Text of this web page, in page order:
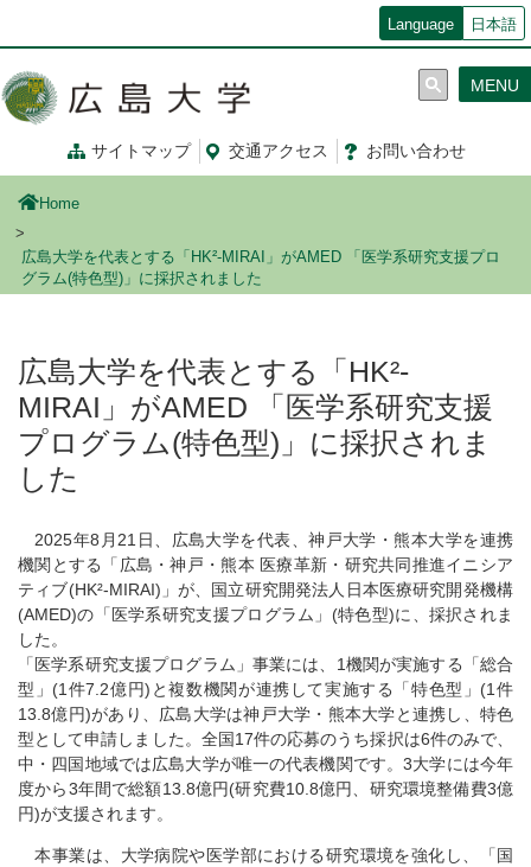
コ
ン
移
Language 日本語
サイトマップ 交通アクセス お問い合わせ
MENU
Home
広島大学を代表とする「HK²-MIRAI」がAMED 「医学系研究支援プロ
グラム(特色型)」に採択されました
広島大学を代表とする「HK²-
MIRAI」がAMED 「医学系研究支援
プログラム(特色型)」に採択されま
した
2025年8月21日、広島大学を代表、神戸大学・熊本大学を連携
機関とする「広島・神戸・熊本 医療革新・研究共同推進イニシア
ティブ(HK²-MIRAI)」が、国立研究開発法人日本医療研究開発機構
(AMED)の「医学系研究支援プログラム」(特色型)に、採択されま
した。
「医学系研究支援プログラム」事業には、1機関が実施する「総合
型」(1件7.2億円)と複数機関が連携して実施する「特色型」(1件
13.8億円)があり、広島大学は神戸大学・熊本大学と連携し、特色
型として申請しました。全国17件の応募のうち採択は6件のみで、
中・四国地域では広島大学が唯一の代表機関です。3大学には今年
度から3年間で総額13.8億円(研究費10.8億円、研究環境整備費3億
円)が支援されます。
本事業は、大学病院や医学部における研究環境を強化し、「国